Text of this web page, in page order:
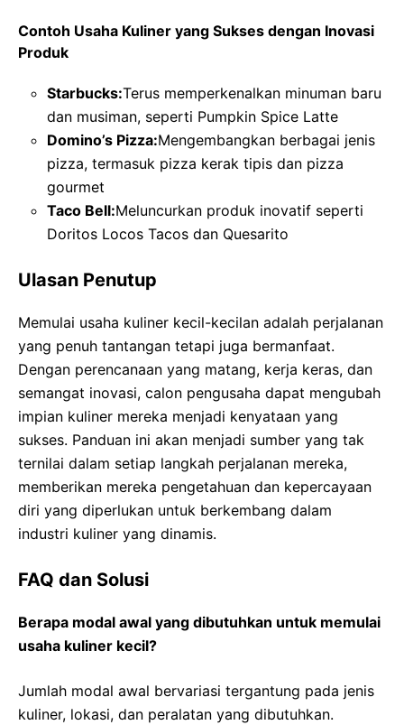
Contoh Usaha Kuliner yang Sukses dengan Inovasi
Produk
Starbucks:Terus memperkenalkan minuman baru
dan musiman, seperti Pumpkin Spice Latte
Domino’s Pizza:Mengembangkan berbagai jenis
pizza, termasuk pizza kerak tipis dan pizza
gourmet
Taco Bell:Meluncurkan produk inovatif seperti
Doritos Locos Tacos dan Quesarito
Ulasan Penutup
Memulai usaha kuliner kecil-kecilan adalah perjalanan
yang penuh tantangan tetapi juga bermanfaat.
Dengan perencanaan yang matang, kerja keras, dan
semangat inovasi, calon pengusaha dapat mengubah
impian kuliner mereka menjadi kenyataan yang
sukses. Panduan ini akan menjadi sumber yang tak
ternilai dalam setiap langkah perjalanan mereka,
memberikan mereka pengetahuan dan kepercayaan
diri yang diperlukan untuk berkembang dalam
industri kuliner yang dinamis.
FAQ dan Solusi
Berapa modal awal yang dibutuhkan untuk memulai
usaha kuliner kecil?
Jumlah modal awal bervariasi tergantung pada jenis
kuliner, lokasi, dan peralatan yang dibutuhkan.